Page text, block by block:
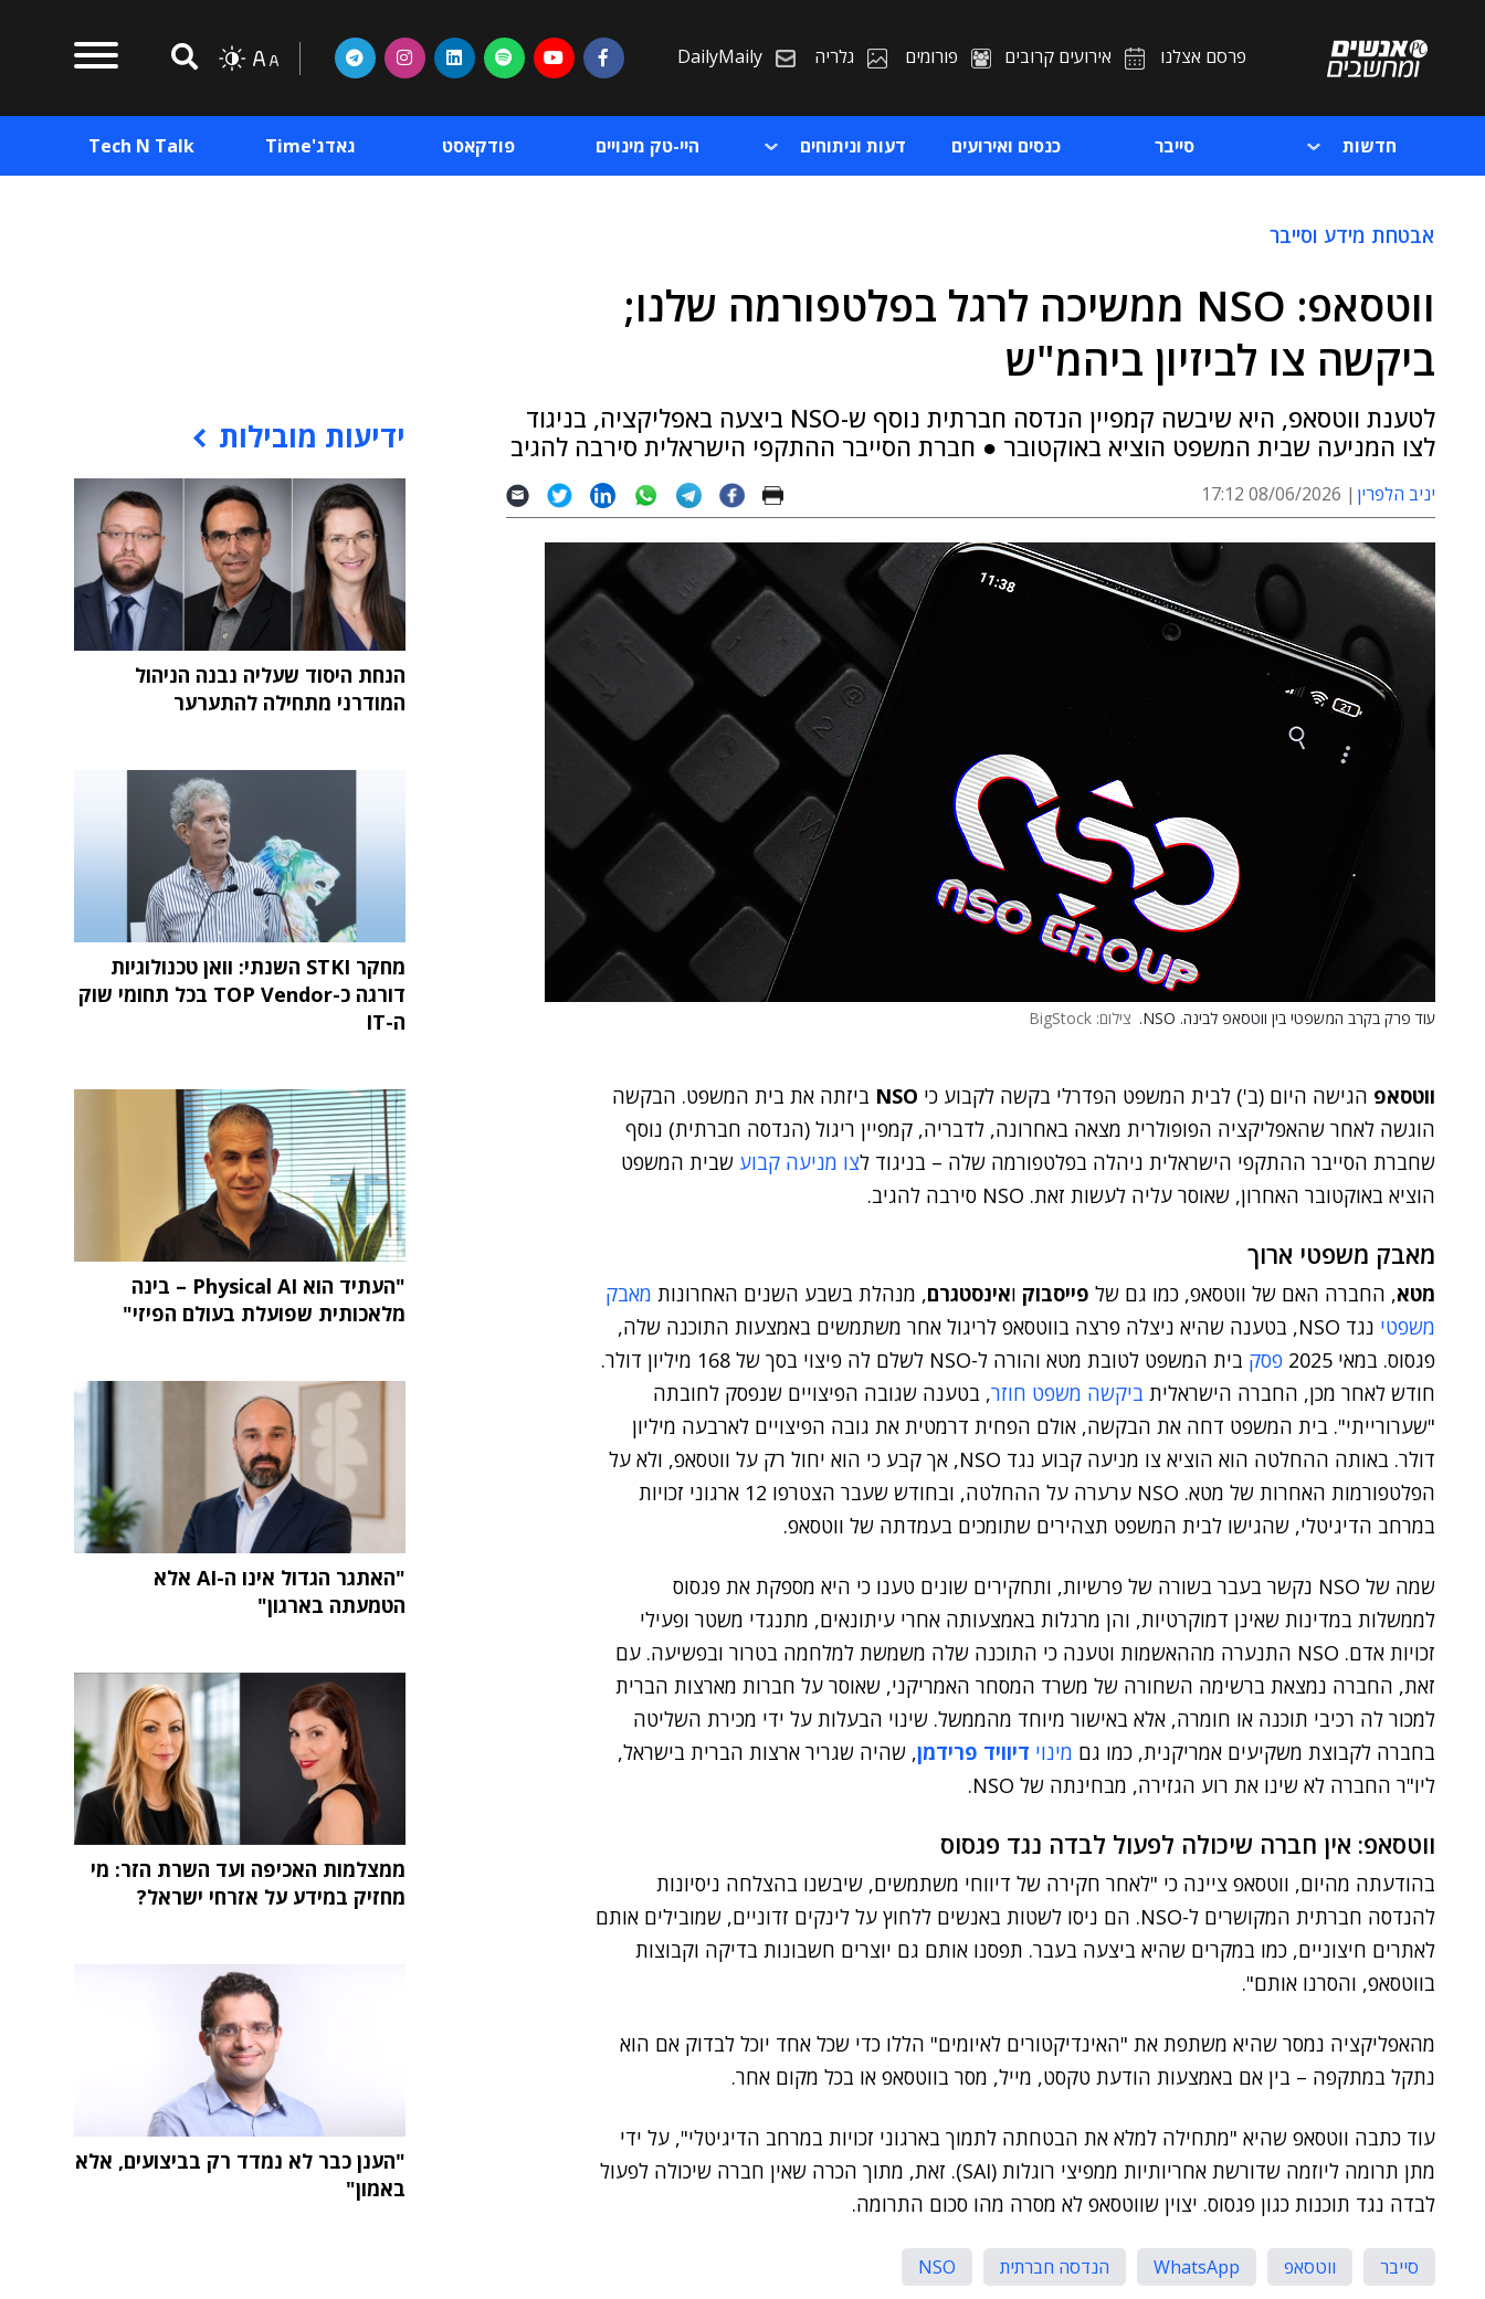
פרסם אצלנו אירועים קרובים פורומים גלריה DailyMaily
חדשות סייבר כנסים ואירועים דעות וניתוחים היי-טק מינויים פודקאסט גאדג'Time Tech N Talk
אבטחת מידע וסייבר
ווטסאפ: NSO ממשיכה לרגל בפלטפורמה שלנו;
ביקשה צו לביזיון ביהמ"ש
לטענת ווטסאפ, היא שיבשה קמפיין הנדסה חברתית נוסף ש-NSO ביצעה באפליקציה, בניגוד
לצו המניעה שבית המשפט הוציא באוקטובר ● חברת הסייבר ההתקפי הישראלית סירבה להגיב
יניב הלפרין 08/06/2026 17:12
עוד פרק בקרב המשפטי בין ווטסאפ לבינה. NSO. צילום: BigStock
ווטסאפ הגישה היום (ב') לבית המשפט הפדרלי בקשה לקבוע כי NSO ביזתה את בית המשפט. הבקשה
הוגשה לאחר שהאפליקציה הפופולרית מצאה באחרונה, לדבריה, קמפיין ריגול (הנדסה חברתית) נוסף
שחברת הסייבר ההתקפי הישראלית ניהלה בפלטפורמה שלה – בניגוד לצו מניעה קבוע שבית המשפט
הוציא באוקטובר האחרון, שאוסר עליה לעשות זאת. NSO סירבה להגיב.
מאבק משפטי ארוך
מטא, החברה האם של ווטסאפ, כמו גם של פייסבוק ואינסטגרם, מנהלת בשבע השנים האחרונות מאבק
משפטי
נגד NSO, בטענה שהיא ניצלה פרצה בווטסאפ לריגול אחר משתמשים באמצעות התוכנה שלה,
פגסוס. במאי 2025
פסק
בית המשפט לטובת מטא והורה ל-NSO לשלם לה פיצוי בסך של 168 מיליון דולר.
חודש לאחר מכן, החברה הישראלית ביקשה משפט חוזר, בטענה שגובה הפיצויים שנפסק לחובתה
"שערורייתי". בית המשפט דחה את הבקשה, אולם הפחית דרמטית את גובה הפיצויים לארבעה מיליון
דולר. באותה ההחלטה הוא הוציא צו מניעה קבוע נגד NSO, אך קבע כי הוא יחול רק על ווטסאפ, ולא על
הפלטפורמות האחרות של מטא. NSO ערערה על ההחלטה, ובחודש שעבר הצטרפו 12 ארגוני זכויות
במרחב הדיגיטלי, שהגישו לבית המשפט תצהירים שתומכים בעמדתה של ווטסאפ.
שמה של NSO נקשר בעבר בשורה של פרשיות, ותחקירים שונים טענו כי היא מספקת את פגסוס
לממשלות במדינות שאינן דמוקרטיות, והן מרגלות באמצעותה אחרי עיתונאים, מתנגדי משטר ופעילי
זכויות אדם. NSO התנערה מההאשמות וטענה כי התוכנה שלה משמשת למלחמה בטרור ובפשיעה. עם
זאת, החברה נמצאת ברשימה השחורה של משרד המסחר האמריקני, שאוסר על חברות מארצות הברית
למכור לה רכיבי תוכנה או חומרה, אלא באישור מיוחד מהממשל. שינוי הבעלות על ידי מכירת השליטה
בחברה לקבוצת משקיעים אמריקנית, כמו גם מינוי דיוויד פרידמן, שהיה שגריר ארצות הברית בישראל,
ליו"ר החברה לא שינו את רוע הגזירה, מבחינתה של NSO.
ווטסאפ: אין חברה שיכולה לפעול לבדה נגד פגסוס
בהודעתה מהיום, ווטסאפ ציינה כי "לאחר חקירה של דיווחי משתמשים, שיבשנו בהצלחה ניסיונות
להנדסה חברתית המקושרים ל-NSO. הם ניסו לשטות באנשים ללחוץ על לינקים זדוניים, שמובילים אותם
לאתרים חיצוניים, כמו במקרים שהיא ביצעה בעבר. תפסנו אותם גם יוצרים חשבונות בדיקה וקבוצות
בווטסאפ, והסרנו אותם".
מהאפליקציה נמסר שהיא משתפת את "האינדיקטורים לאיומים" הללו כדי שכל אחד יוכל לבדוק אם הוא
נתקל במתקפה – בין אם באמצעות הודעת טקסט, מייל, מסר בווטסאפ או בכל מקום אחר.
עוד כתבה ווטסאפ שהיא "מתחילה למלא את הבטחתה לתמוך בארגוני זכויות במרחב הדיגיטלי", על ידי
מתן תרומה ליוזמה שדורשת אחריותיות ממפיצי רוגלות (SAI). זאת, מתוך הכרה שאין חברה שיכולה לפעול
לבדה נגד תוכנות כגון פגסוס. יצוין שווטסאפ לא מסרה מהו סכום התרומה.
סייבר ווטסאפ WhatsApp הנדסה חברתית NSO
ידיעות מובילות
הנחת היסוד שעליה נבנה הניהול
המודרני מתחילה להתערער
מחקר STKI השנתי: וואן טכנולוגיות
דורגה כ-TOP Vendor בכל תחומי שוק
ה-IT
"העתיד הוא Physical AI – בינה
מלאכותית שפועלת בעולם הפיזי"
"האתגר הגדול אינו ה-AI אלא
הטמעתה בארגון"
ממצלמות האכיפה ועד השרת הזר: מי
מחזיק במידע על אזרחי ישראל?
"הענן כבר לא נמדד רק בביצועים, אלא
באמון"